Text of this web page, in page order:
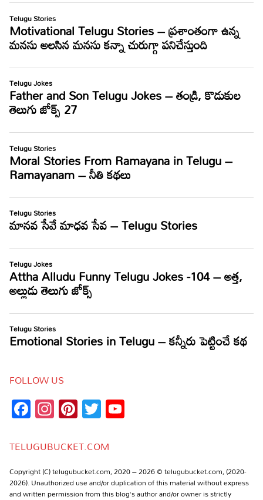
FOLLOW US
Facebook
Instagram
Pinterest
Twitter
TELUGUBUCKET.COM
Copyright (C) telugubucket.com, 2020 – 2026 © telugubucket.com, (2020-
2026). Unauthorized use and/or duplication of this material without express
and written permission from this blog’s author and/or owner is strictly